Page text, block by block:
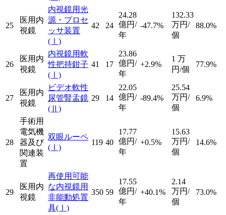
25
医用内
視鏡
内視鏡用光
源・プロセ
ッサ装置
(Ⅰ)
42 24
24.28
億円/
年
-47.7%
132.33
万円/
個
88.0%
26
医用内
視鏡
内視鏡用軟
性把持鉗子
(Ⅰ)
41 17
23.86
億円/
年
+2.9%
1 万
円/個
77.9%
27
医用内
視鏡
ビデオ軟性
尿管腎盂鏡
(Ⅱ)
29 14
22.05
億円/
年
-89.4%
25.54
万円/
個
6.9%
28
手術用
電気機
器及び
関連装
置
双眼ルーペ
(Ⅰ)
119 40
17.77
億円/
年
+0.5%
15.63
万円/
個
14.6%
29
医用内
視鏡
再使用可能
な内視鏡用
非能動処置
具(Ⅰ)
350 59
17.55
億円/
年
+40.1%
2.14
万円/
個
73.0%